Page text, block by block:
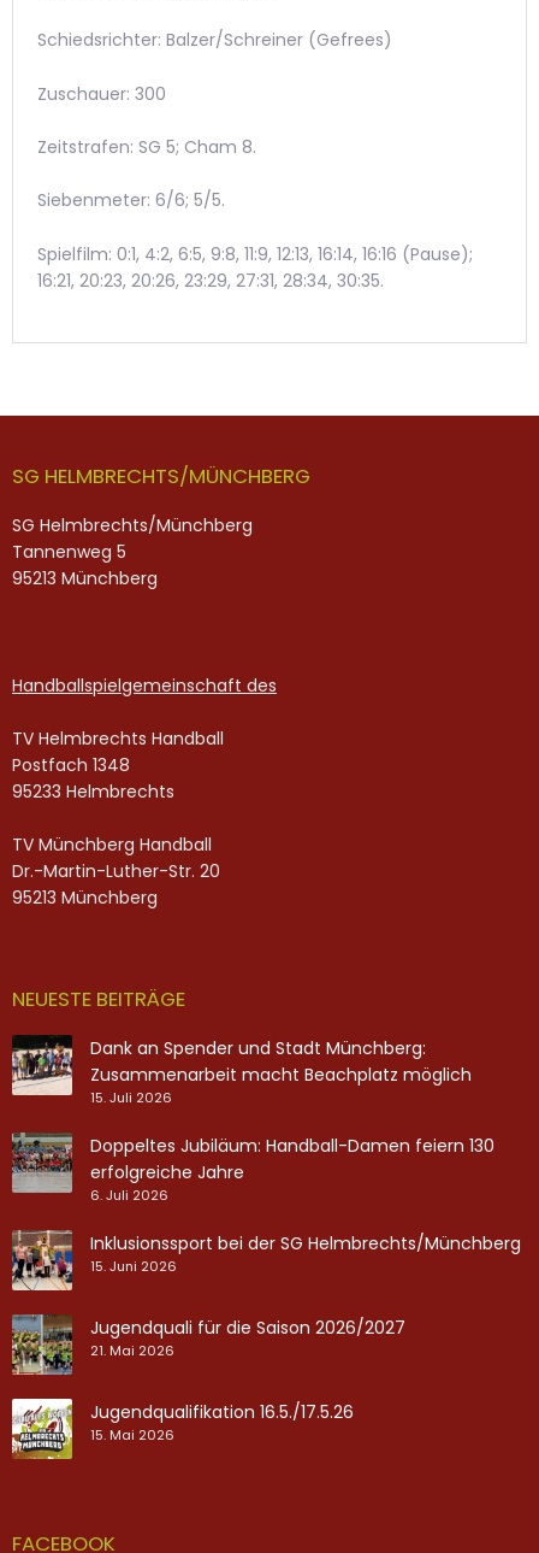
Schiedsrichter: Balzer/Schreiner (Gefrees)
Zuschauer: 300
Zeitstrafen: SG 5; Cham 8.
Siebenmeter: 6/6; 5/5.
Spielfilm: 0:1, 4:2, 6:5, 9:8, 11:9, 12:13, 16:14, 16:16 (Pause);
16:21, 20:23, 20:26, 23:29, 27:31, 28:34, 30:35.
SG HELMBRECHTS/MÜNCHBERG
SG Helmbrechts/Münchberg
Tannenweg 5
95213 Münchberg
Handballspielgemeinschaft des
TV Helmbrechts Handball
Postfach 1348
95233 Helmbrechts
TV Münchberg Handball
Dr.-Martin-Luther-Str. 20
95213 Münchberg
NEUESTE BEITRÄGE
Dank an Spender und Stadt Münchberg:
Zusammenarbeit macht Beachplatz möglich
15. Juli 2026
Doppeltes Jubiläum: Handball-Damen feiern 130
erfolgreiche Jahre
6. Juli 2026
Inklusionssport bei der SG Helmbrechts/Münchberg
15. Juni 2026
Jugendquali für die Saison 2026/2027
21. Mai 2026
Jugendqualifikation 16.5./17.5.26
15. Mai 2026
FACEBOOK